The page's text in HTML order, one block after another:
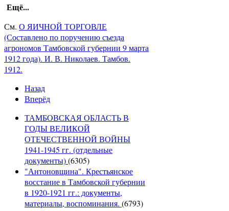
Ещё...
См. О ЯИЧНОЙ ТОРГОВЛЕ
(Составлено по поручению съезда
агрономов Тамбовской губернии 9 марта
1912 года). И. В. Николаев. Тамбов.
1912.
Назад
Вперёд
ТАМБОВСКАЯ ОБЛАСТЬ В
ГОДЫ ВЕЛИКОЙ
ОТЕЧЕСТВЕННОЙ ВОЙНЫ
1941-1945 гг. (отдельные
документы)(6305)
"Антоновщина". Крестьянское
восстание в Тамбовской губернии
в 1920-1921 гг.: документы,
материалы, воспоминания. (6793)